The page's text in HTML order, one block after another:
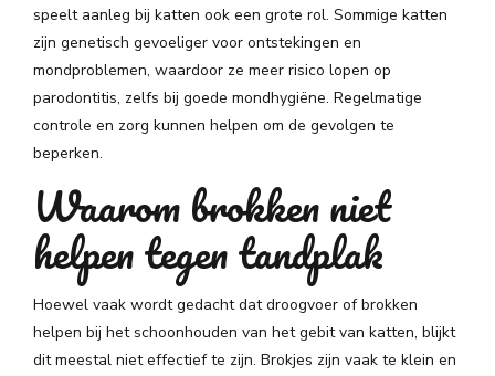
speelt aanleg bij katten ook een grote rol. Sommige katten
zijn genetisch gevoeliger voor ontstekingen en
mondproblemen, waardoor ze meer risico lopen op
parodontitis, zelfs bij goede mondhygiëne. Regelmatige
controle en zorg kunnen helpen om de gevolgen te
beperken.
Waarom brokken niet
helpen tegen tandplak
Hoewel vaak wordt gedacht dat droogvoer of brokken
helpen bij het schoonhouden van het gebit van katten, blijkt
dit meestal niet effectief te zijn. Brokjes zijn vaak te klein en